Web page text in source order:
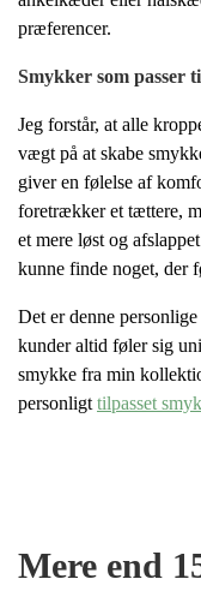
præferencer.
Smykker som passer
Jeg forstår, at alle
vægt på at skabe
giver en følelse af
foretrækker et tættere,
et mere løst og
kunne finde noget, der
Det er denne
kunder altid føler sig
smykke fra min
personligt tilpasset
Mere end